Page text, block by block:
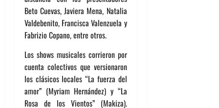
Beto Cuevas, Javiera Mena, Natalia
Valdebenito, Francisca Valenzuela y
Fabrizio Copano, entre otros.
Los shows musicales corrieron por
cuenta colectivos que versionaron
los clásicos locales “La fuerza del
amor” (Myriam Hernández) y “La
Rosa de los Vientos” (Makiza).